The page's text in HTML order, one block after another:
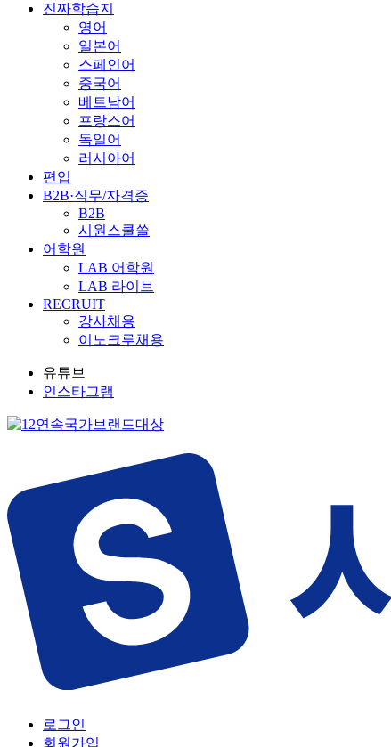
진짜학습지
영어
일본어
스페인어
중국어
베트남어
프랑스어
독일어
러시아어
편입
B2B·직무/자격증
B2B
시원스쿨쓸
어학원
LAB 어학원
LAB 라이브
RECRUIT
강사채용
이노크루채용
유튜브
인스타그램
로그인
회원가입